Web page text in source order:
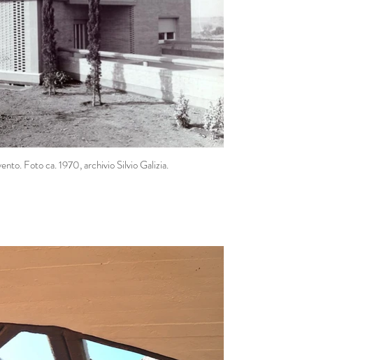
Foto ca. 1970, archivio Silvio Galizia.